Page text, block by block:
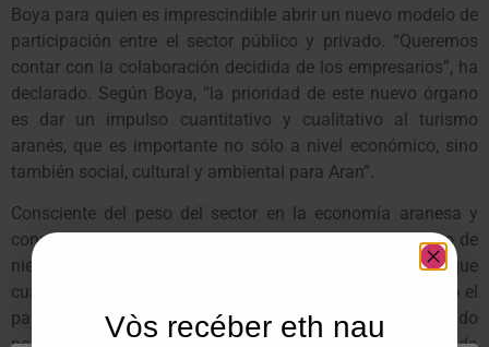
Boya para quien es imprescindible abrir un nuevo modelo de
participación entre el sector público y privado. “Queremos
contar con la colaboración decidida de los empresarios”, ha
declarado. Según Boya, “la prioridad de este nuevo órgano
es dar un impulso cuantitativo y cualitativo al turismo
aranés, que es importante no sólo a nivel económico, sino
también social, cultural y ambiental para Aran”.
Consciente del peso del sector en la economía aranesa y
consciente asimismo de la estacionalización del turismo de
nieve, Boya ha exigido al Gobierno de Aran que convoque
cuanto antes la Comisión de Turismo, tal como se acordó el
pasado mes de febrero en el Pleno extraordinario solicitado
Vòs recéber eth nau